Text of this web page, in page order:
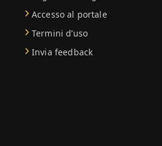
Accesso al portale
Termini d’uso
Invia feedback